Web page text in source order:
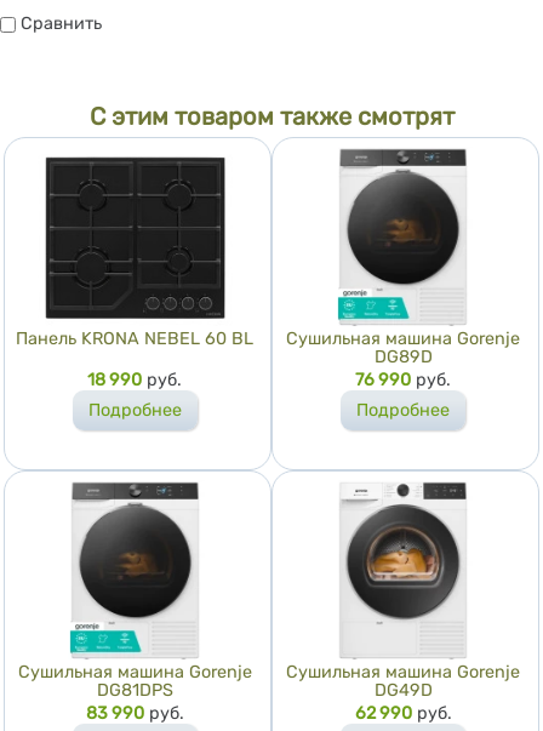
СравнитьСравнить
С этим товаром также смотрят
Панель KRONA NEBEL 60 BL
Цена
18 990 руб.
Подробнее
Сушильная машина Gorenje
DG89D
Цена
76 990 руб.
Подробнее
Сушильная машина Gorenje
DG81DPS
Цена
83 990 руб.
Сушильная машина Gorenje
DG49D
Цена
62 990 руб.